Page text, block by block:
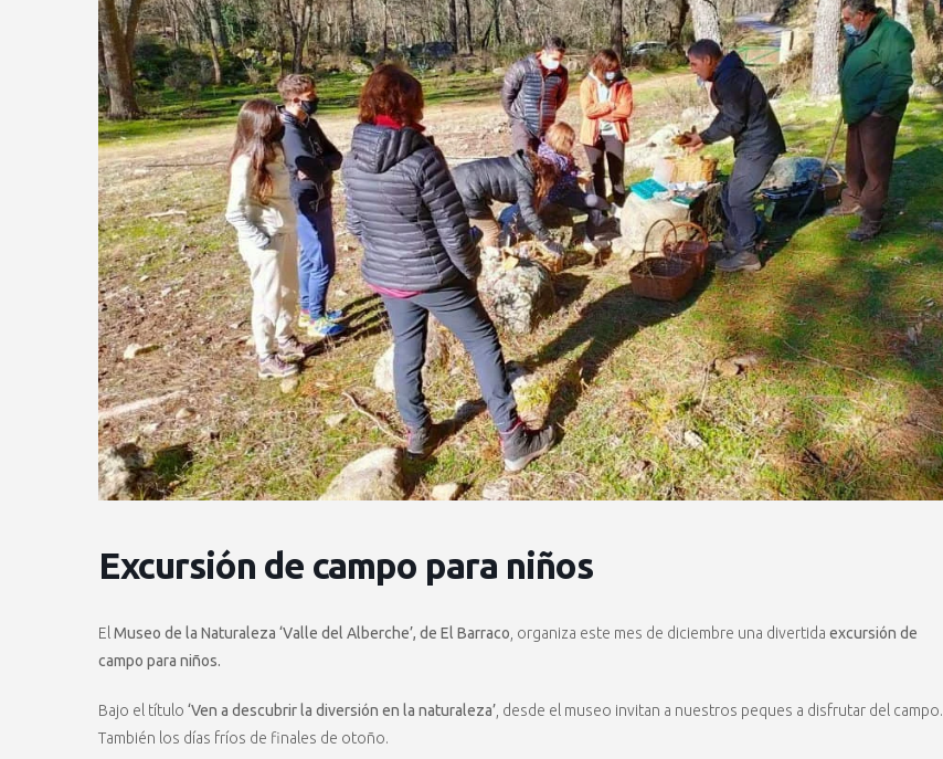
Excursión de campo para niños
ElMuseo de la Naturaleza ‘Valle del Alberche’, de El Barraco, organiza este mes de diciembre una divertida excursión de
campo para niños.
Bajo el título ‘Ven a descubrir la diversión en la naturaleza’, desde el museo invitan a nuestros peques a disfrutar del campo.
También los días fríos de finales de otoño.